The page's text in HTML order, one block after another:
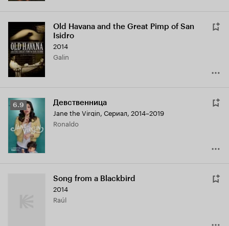
Old Havana and the Great Pimp of San
Isidro
2014
Galin
Рейтинг
Кинопоиска
6.9
6.9 Девственница
Jane the Virgin, Сериал, 2014–2019
Ronaldo
Song from a Blackbird
2014
Raúl